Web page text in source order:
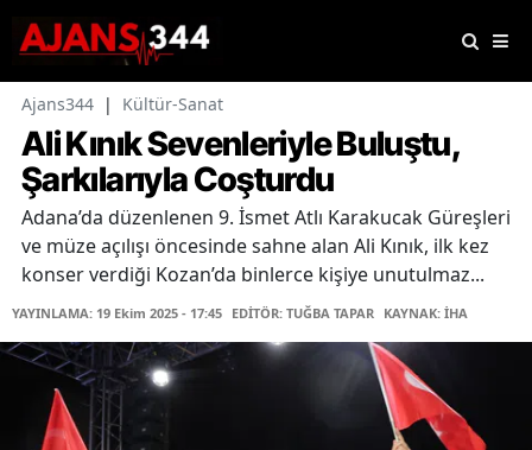
Ajans344 | Kültür-Sanat
Ali Kınık Sevenleriyle Buluştu,
Şarkılarıyla Coşturdu
Adana’da düzenlenen 9. İsmet Atlı Karakucak Güreşleri
ve müze açılışı öncesinde sahne alan Ali Kınık, ilk kez
konser verdiği Kozan’da binlerce kişiye unutulmaz...
YAYINLAMA: 19 Ekim 2025 - 17:45 EDİTÖR: TUĞBA TAPAR KAYNAK: İHA